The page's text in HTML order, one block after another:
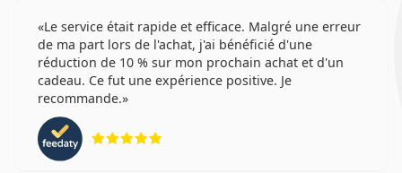
Le service était rapide et efficace. Malgré une erreur
de ma part lors de l'achat, j'ai bénéficié d'une
réduction de 10 % sur mon prochain achat et d'un
cadeau. Ce fut une expérience positive. Je
recommande.